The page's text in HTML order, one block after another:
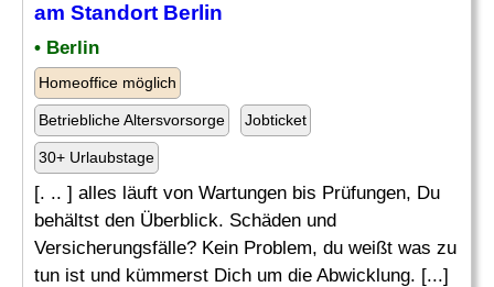
am Standort Berlin
• Berlin
Homeoffice möglich
Betriebliche Altersvorsorge Jobticket
30+ Urlaubstage
[. .. ] alles läuft von Wartungen bis Prüfungen, Du
behältst den Überblick. Schäden und
Versicherungsfälle? Kein Problem, du weißt was zu
tun ist und kümmerst Dich um die Abwicklung. [...]